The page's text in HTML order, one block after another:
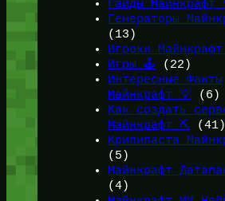
Гайды Майнкрафт
Генераторы
(13)
Игроки
Игры 🕹️ (22)
Интересные Факты
Майнкрафт 💡(6)
Как создать
Майнкрафт ⛏️ (41)
Крипипаста
(5)
Майнкрафт
(4)